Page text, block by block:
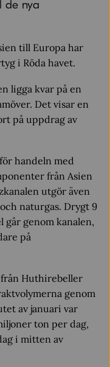
de nya
till Europa har
i Röda havet.
ligga kvar på en
Det visar en
på uppdrag av
handeln med
från Asien
utgör även
naturgas. Drygt 9
går genom kanalen,
på
Huthirebeller
genom
av januari var
ton per dag,
i mitten av